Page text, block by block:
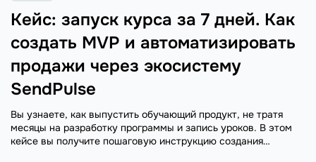
Кейс: запуск курса за 7 дней. Как
создать MVP и автоматизировать
продажи через экосистему
SendPulse
Вы узнаете, как выпустить обучающий продукт, не тратя
месяцы на разработку программы и запись уроков. В этом
кейсе вы получите пошаговую инструкцию создания